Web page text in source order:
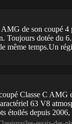
de son coupé 4
Toujours dotée du
même temps.Un
Classe C AMG
63 V8
étoilés depuis 2006,